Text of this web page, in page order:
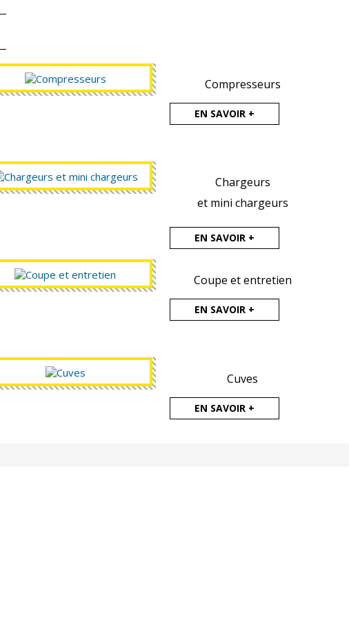
Compresseurs
EN SAVOIR +
Chargeurs
et mini chargeurs
EN SAVOIR +
Coupe et entretien
EN SAVOIR +
Cuves
EN SAVOIR +